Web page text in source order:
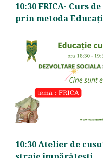
10:30 FRICA- Curs
prin metoda
10:30 Atelier de